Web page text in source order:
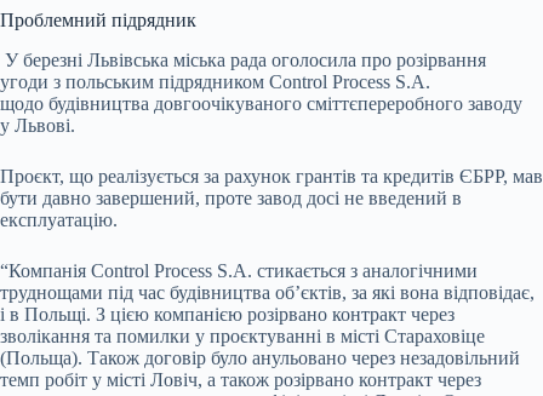
Проблемний підрядник
У березні Львівська міська рада оголосила про розірвання
угоди з польським підрядником Control Process S.A.
щодо будівництва довгоочікуваного сміттєпереробного заводу
у Львові.
Проєкт, що реалізується за рахунок грантів та кредитів ЄБРР, мав
бути давно завершений, проте завод досі не введений в
експлуатацію.
“Компанія Control Process S.A. стикається з аналогічними
труднощами під час будівництва об’єктів, за які вона відповідає,
і в Польщі. З цією компанією розірвано контракт через
зволікання та помилки у проєктуванні в місті Стараховіце
(Польща). Також договір було анульовано через незадовільний
темп робіт у місті Ловіч, а також розірвано контракт через